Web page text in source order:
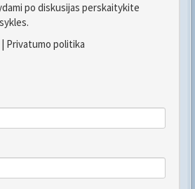
po diskusijas perskaitykite
| Privatumo politika